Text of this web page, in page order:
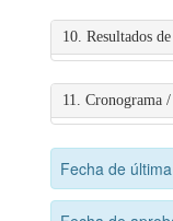
10. Resultados
11. Cronograma
Fecha de